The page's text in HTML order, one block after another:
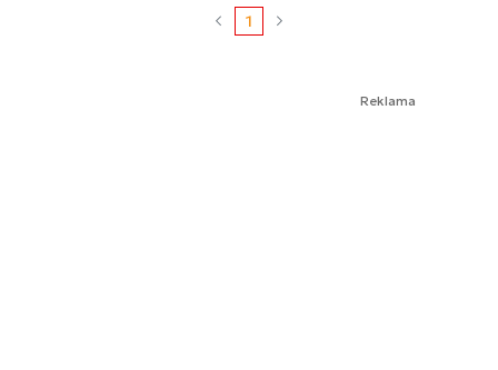
1
Reklama